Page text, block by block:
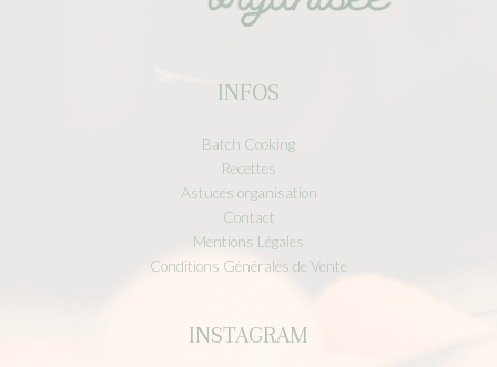
INFOS
Batch Cooking
Recettes
Astuces organisation
Contact
Mentions Légales
Conditions Générales de Vente
INSTAGRAM